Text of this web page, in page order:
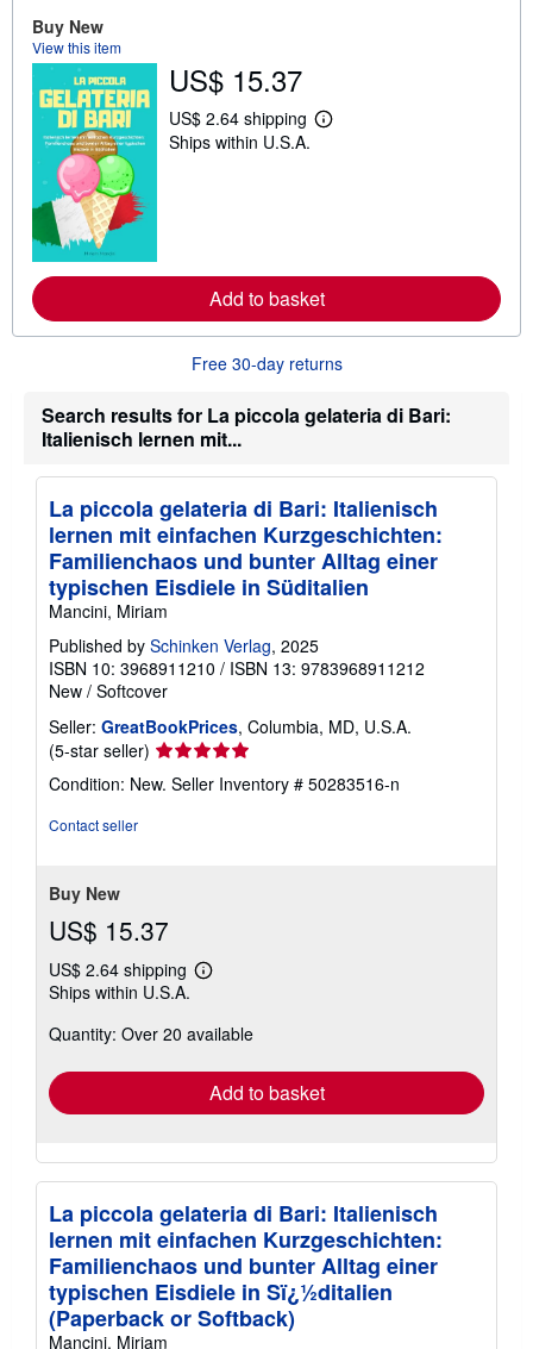
i
Buy New
View this item
US$ 15.37
US$ 2.64 shipping
L
b
o
u
t
s
i
n
g
r
a
t
e
s
Ships within U.S.A.
Add to basket
Free 30-day returns
Search results for La piccola gelateria di Bari:
Italienisch lernen mit...
La piccola gelateria di Bari: Italienisch
lernen mit einfachen Kurzgeschichten:
Familienchaos und bunter Alltag einer
typischen Eisdiele in Süditalien
Mancini, Miriam
Published by Schinken Verlag, 2025
ISBN 10: 3968911210 / ISBN 13: 9783968911212
New / Softcover
Seller: GreatBookPrices, Columbia, MD, U.S.A.
(5-star seller) Seller
rating
5
Condition: New. Seller Inventory # 50283516-n
Contact seller
Buy New
US$ 15.37
US$ 2.64 shipping
Learn
shipping
Ships within U.S.A.
Quantity: Over 20 available
Add to basket
La piccola gelateria di Bari: Italienisch
lernen mit einfachen Kurzgeschichten:
Familienchaos und bunter Alltag einer
typischen Eisdiele in Sï¿½ditalien
(Paperback or Softback)
Mancini, Miriam